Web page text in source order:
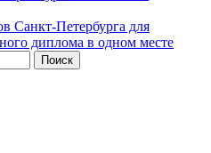
Санкт-Петербурга для
диплома в одном месте